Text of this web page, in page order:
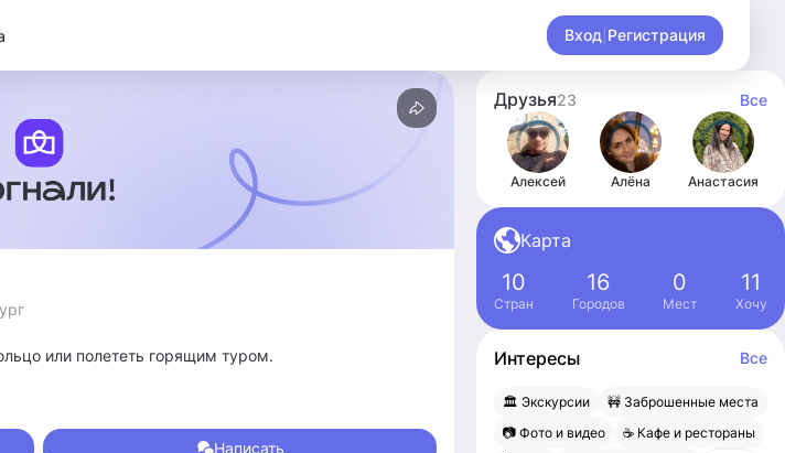
Вход Регистрация
Всеволожск местные Мальдивы.
Написать
Друзья23 Все
Алексей Алёна Анастасия
Карта
10
Стран
16
Городов
0
Мест
11
Хочу
Интересы Все
🏛 Экскурсии
🚧 Заброшенные места
📷 Фото и видео
☕️ Кафе и рестораны